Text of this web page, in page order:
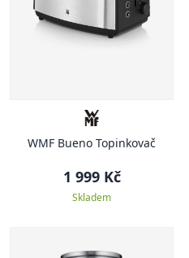
WMF Bueno Topinkovač
1 999 Kč
Skladem